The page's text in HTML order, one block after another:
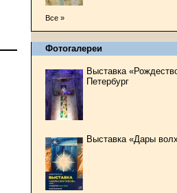
Все »
Фотогалереи
Выставка
Петербург
Выставка «Дары